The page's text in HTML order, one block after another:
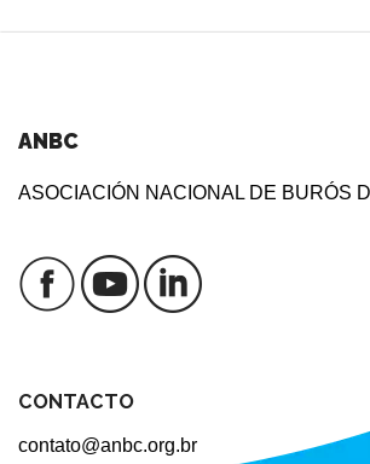
ANBC
ASOCIACIÓN NACIONAL DE BURÓS
CONTACTO
contato@anbc.org.br